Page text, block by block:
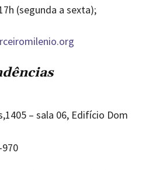
(segunda a sexta);
– sala 06, Edifício Dom